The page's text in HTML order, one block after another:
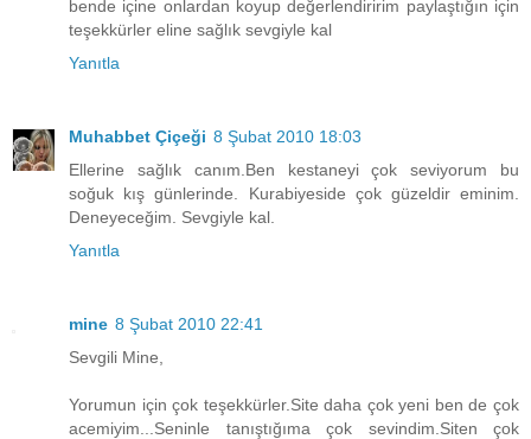
bende içine onlardan koyup değerlendiririm paylaştığın için
teşekkürler eline sağlık sevgiyle kal
Yanıtla
Muhabbet Çiçeği 8 Şubat 2010 18:03
Ellerine sağlık canım.Ben kestaneyi çok seviyorum bu
soğuk kış günlerinde. Kurabiyeside çok güzeldir eminim.
Deneyeceğim. Sevgiyle kal.
Yanıtla
mine 8 Şubat 2010 22:41
Sevgili Mine,
Yorumun için çok teşekkürler.Site daha çok yeni ben de çok
acemiyim...Seninle tanıştığıma çok sevindim.Siten çok